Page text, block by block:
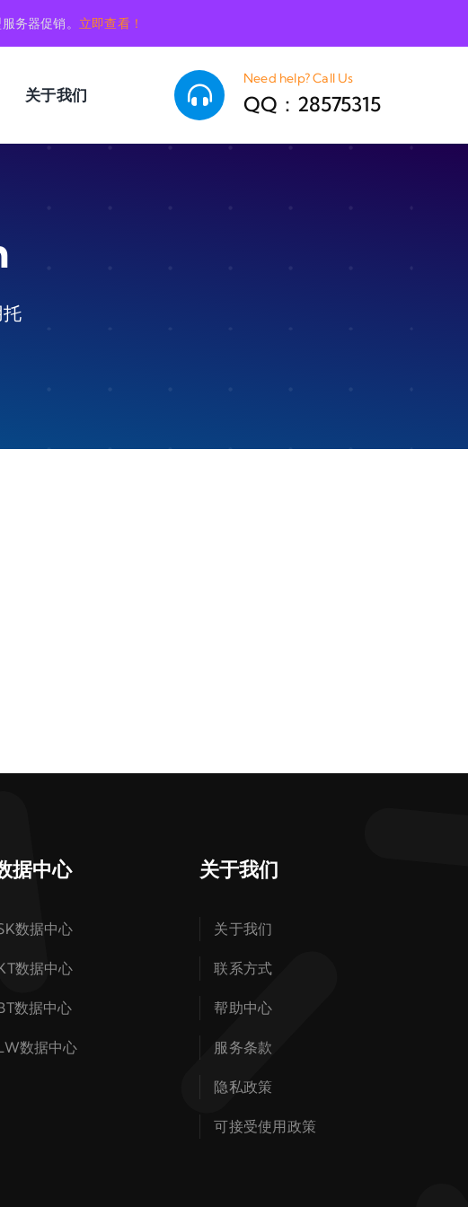
务器促销。 立即查看！
关于我们
Need help? Call Us
QQ：28575315
据中心
数据中心
数据中心
数据中心
数据中心
关于我们
关于我们
联系方式
帮助中心
服务条款
隐私政策
可接受使用政策